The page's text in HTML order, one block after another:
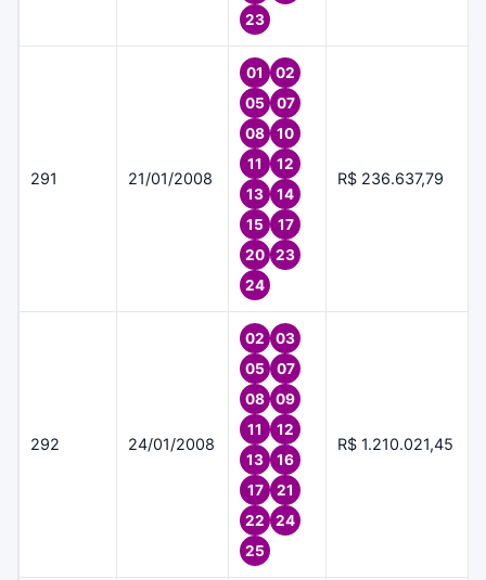
23
291 21/01/2008
01
02
05
07
08
10
11
12
13
14
15
17
20
23
24
R$ 236.637,79
292 24/01/2008
02
03
05
07
08
09
11
12
13
16
17
21
22
24
25
R$ 1.210.021,45